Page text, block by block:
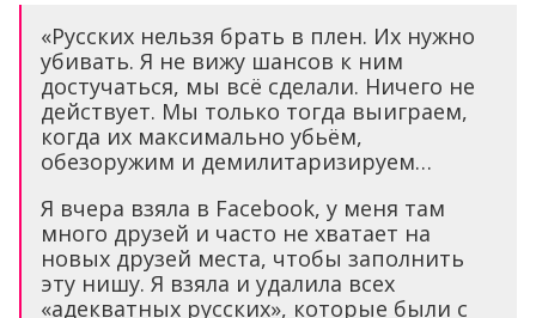
«Русских нельзя брать в плен. Их нужно
убивать. Я не вижу шансов к ним
достучаться, мы всё сделали. Ничего не
действует. Мы только тогда выиграем,
когда их максимально убьём,
обезоружим и демилитаризируем…
Я вчера взяла в Facebook, у меня там
много друзей и часто не хватает на
новых друзей места, чтобы заполнить
эту нишу. Я взяла и удалила всех
«адекватных русских», которые были с